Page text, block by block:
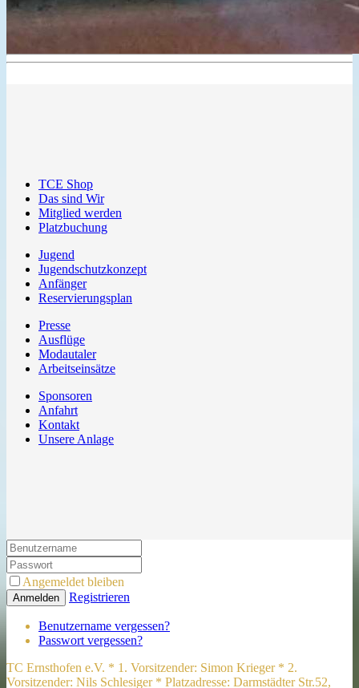
TCE Shop
Das sind Wir
Mitglied werden
Platzbuchung
Jugend
Jugendschutzkonzept
Anfänger
Reservierungsplan
Presse
Ausflüge
Modautaler
Arbeitseinsätze
Sponsoren
Anfahrt
Kontakt
Unsere Anlage
Angemeldet bleiben
Anmelden Registrieren
Benutzername vergessen?
Passwort vergessen?
TC Ernsthofen e.V. * 1. Vorsitzender: Simon Krieger * 2.
Vorsitzender: Nils Schlesiger * Platzadresse: Darmstädter Str.52,